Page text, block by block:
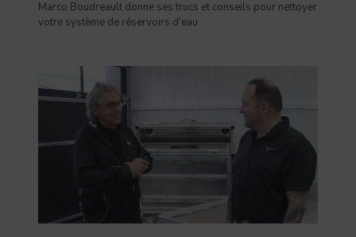
Marco Boudreault donne ses trucs et conseils pour nettoyer
votre système de réservoirs d’eau